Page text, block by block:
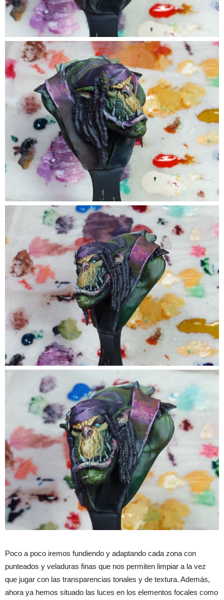
Poco a poco iremos fundiendo y adaptando cada zona con
punteados y veladuras finas que nos permiten limpiar a la vez
que jugar con las transparencias tonales y de textura. Además,
ahora ya hemos situado las luces en los elementos focales como